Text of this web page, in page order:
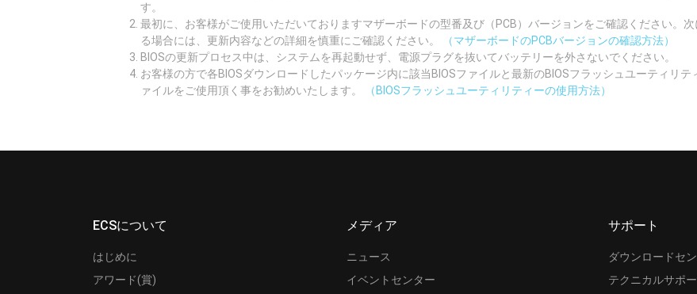
す。
最初に、お客様がご使用いただいておりますマザーボードの型番及び（PCB）バージョンをご確認ください。
る場合には、更新内容などの詳細を慎重にご確認ください。
（マザーボードのPCBバージョンの確認方法）
BIOSの更新プロセス中は、システムを再起動せず、電源プラグを抜いてバッテリーを外さないでください。
お客様の方で各BIOSダウンロードしたパッケージ内に該当BIOSファイルと最新のBIOSフラッシュユーティリ
ァイルをご使用頂く事をお勧めいたします。
（BIOSフラッシュユーティリティーの使用方法）
ECSについて
はじめに
アワード(賞)
メディア
ニュース
イベントセンター
サポート
ダウンロードセ
テクニカルサポー